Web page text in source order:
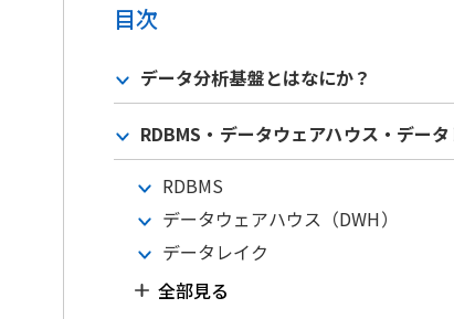
目次
データ分析基盤とはなにか？
RDBMS・データウェアハウス・デー
RDBMS
データウェアハウス（DWH）
データレイク
全部見る